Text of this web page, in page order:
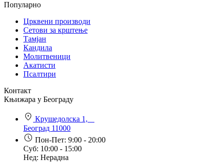
Популарно
Црквени производи
Сетови за крштење
Тамјан
Кандила
Молитвеници
Акатисти
Псалтири
Контакт
Књижара у Београду
Крушедолска 1,
Београд 11000
Пон-Пет: 9:00 - 20:00
Суб: 10:00 - 15:00
Нед: Нерадна